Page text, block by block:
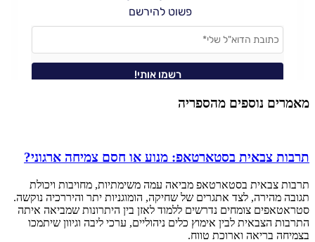
מאמרים נוספים מהספריה
תרבות צבאית בסטארטאפ: מנוע או חסם צמיחה ארגוני?
תרבות צבאית בסטארטאפ מביאה עמה משימתיות, מחויבות ויכולת
תגובה מהירה, לצד אתגרים של שחיקה, הומוגניות יתר והיררכיה נוקשה.
סטראטאפים צומחים נדרשים ללמוד לאזן בין היתרונות שמביאה איתה
התרבות הצבאית לבין אימוץ כלים ניהוליים, ערכי ליבה וגיוון שיתמכו
בצמיחה בריאה וארוכת טווח.